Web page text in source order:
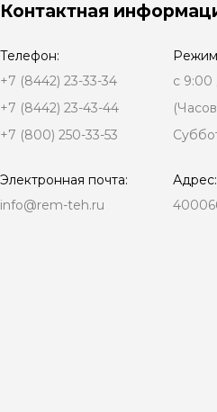
Контактная
Телефон:
+7 (8442) 23-33-34
+7 (8442) 23-43-44
+7 (800) 250-33-53
с 9:00
Электронная почта:
info@rem-teh.ru
Адрес: